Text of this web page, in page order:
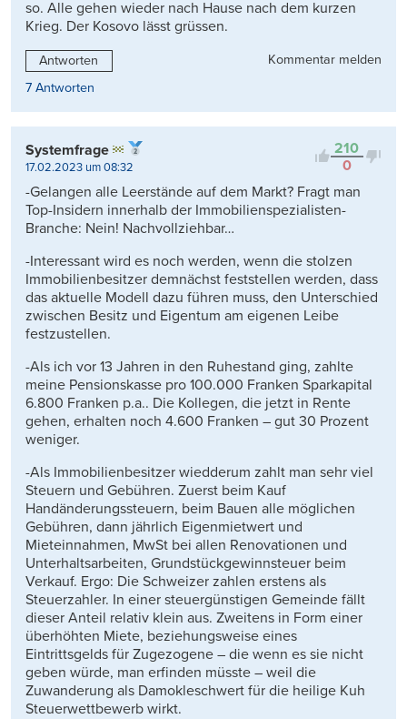
so. Alle gehen wieder nach Hause nach dem kurzen
Krieg. Der Kosovo lässt grüssen.
Antworten
Kommentar melden
7 Antworten
210
0
Systemfrage
17.02.2023 um 08:32
-Gelangen alle Leerstände auf dem Markt? Fragt man
Top-Insidern innerhalb der Immobilienspezialisten-
Branche: Nein! Nachvollziehbar…
-Interessant wird es noch werden, wenn die stolzen
Immobilienbesitzer demnächst feststellen werden, dass
das aktuelle Modell dazu führen muss, den Unterschied
zwischen Besitz und Eigentum am eigenen Leibe
festzustellen.
-Als ich vor 13 Jahren in den Ruhestand ging, zahlte
meine Pensionskasse pro 100.000 Franken Sparkapital
6.800 Franken p.a.. Die Kollegen, die jetzt in Rente
gehen, erhalten noch 4.600 Franken – gut 30 Prozent
weniger.
-Als Immobilienbesitzer wiedderum zahlt man sehr viel
Steuern und Gebühren. Zuerst beim Kauf
Handänderungssteuern, beim Bauen alle möglichen
Gebühren, dann jährlich Eigenmietwert und
Mieteinnahmen, MwSt bei allen Renovationen und
Unterhaltsarbeiten, Grundstückgewinnsteuer beim
Verkauf. Ergo: Die Schweizer zahlen erstens als
Steuerzahler. In einer steuergünstigen Gemeinde fällt
dieser Anteil relativ klein aus. Zweitens in Form einer
überhöhten Miete, beziehungsweise eines
Eintrittsgelds für Zugezogene – die wenn es sie nicht
geben würde, man erfinden müsste – weil die
Zuwanderung als Damokleschwert für die heilige Kuh
Steuerwettbewerb wirkt.